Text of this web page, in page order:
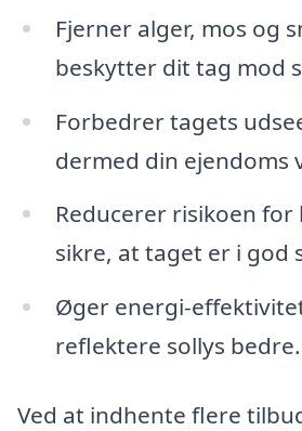
Fjerner alger, mos og
beskytter dit tag mod
Forbedrer tagets
dermed din ejendoms
Reducerer risikoen
sikre, at taget er i god
Øger energi-
reflektere sollys bedre.
Ved at indhente flere